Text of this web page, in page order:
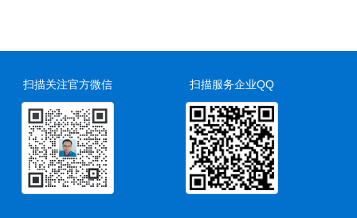
扫描关注官方微信 扫描服务企业QQ